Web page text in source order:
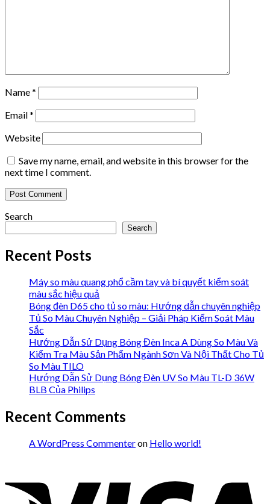
Name*
Email*
Website
Save my name, email, and website in this browser for the
next time I comment.
Search
Search
Recent Posts
Máy so màu quang phổ cầm tay và bí quyết kiểm soát
màu sắc hiệu quả
Bóng đèn D65 cho tủ so màu: Hướng dẫn chuyên nghiệp
Tủ So Màu Chuyên Nghiệp – Giải Pháp Kiểm Soát Màu
Sắc
Hướng Dẫn Sử Dụng Bóng Đèn Inca A Dùng So Màu Và
Kiểm Tra Màu Sản Phẩm Ngành Sơn Và Nội Thất Cho Tủ
So Màu TILO
Hướng Dẫn Sử Dụng Bóng Đèn UV So Màu TL-D 36W
BLB Của Philips
Recent Comments
A WordPress Commenteron Hello world!